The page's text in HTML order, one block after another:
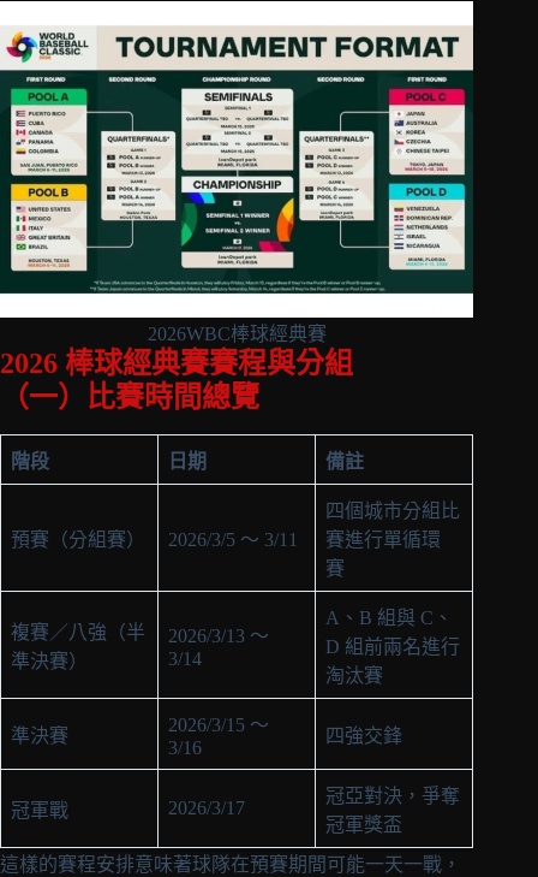
2026WBC棒球經典賽
2026 棒球經典賽賽程與分組
（一）比賽時間總覽
階段 日期 備註
預賽（分組賽） 2026/3/5 ～ 3/11
四個城市分組比
賽進行單循環
賽
複賽／八強（半
準決賽）
2026/3/13 ～
3/14
A、B 組與 C、
D 組前兩名進行
淘汰賽
準決賽
2026/3/15 ～
3/16
四強交鋒
冠軍戰 2026/3/17
冠亞對決，爭奪
冠軍獎盃
這樣的賽程安排意味著球隊在預賽期間可能一天一戰，